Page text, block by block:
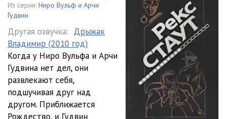
Из серии: Ниро Вульф и Арчи
Гудвин
Другая озвучка: Дрыжак
Владимир (2010 год)
Когда у Ниро Вульфа и Арчи
Гудвина нет дел, они
развлекают себя,
подшучивая друг над
другом. Приближается
Рождество, и Гудвин